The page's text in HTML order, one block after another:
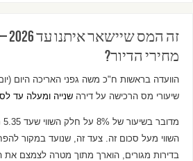
זה
מחירי הדיור?
שיעורי מס הרכישה על דירה שנייה ומעלה עד לסוף
השווי מעל סכום זה. צעד זה, שנועד במקור
בדירות מגורים, הוארך מתוך מטרה לצמצם את